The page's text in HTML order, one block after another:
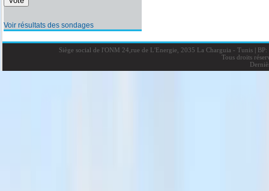
Voir résultats des sondages
Siège social de l'ONM 24,rue de L'Energie, 2035 La Charguia - Tunis |BP:
Tous droits